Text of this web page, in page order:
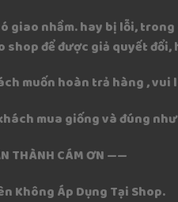
giao nhầm. hay bị lỗi,
shop để được giả quyết
muốn hoàn trả hàng ,
mua giống và đúng
THÀNH CÁM ƠN ——
Không Áp Dụng Tại Shop.